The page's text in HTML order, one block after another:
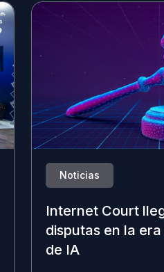
Noticias
Internet Court
disputas en la
de IA